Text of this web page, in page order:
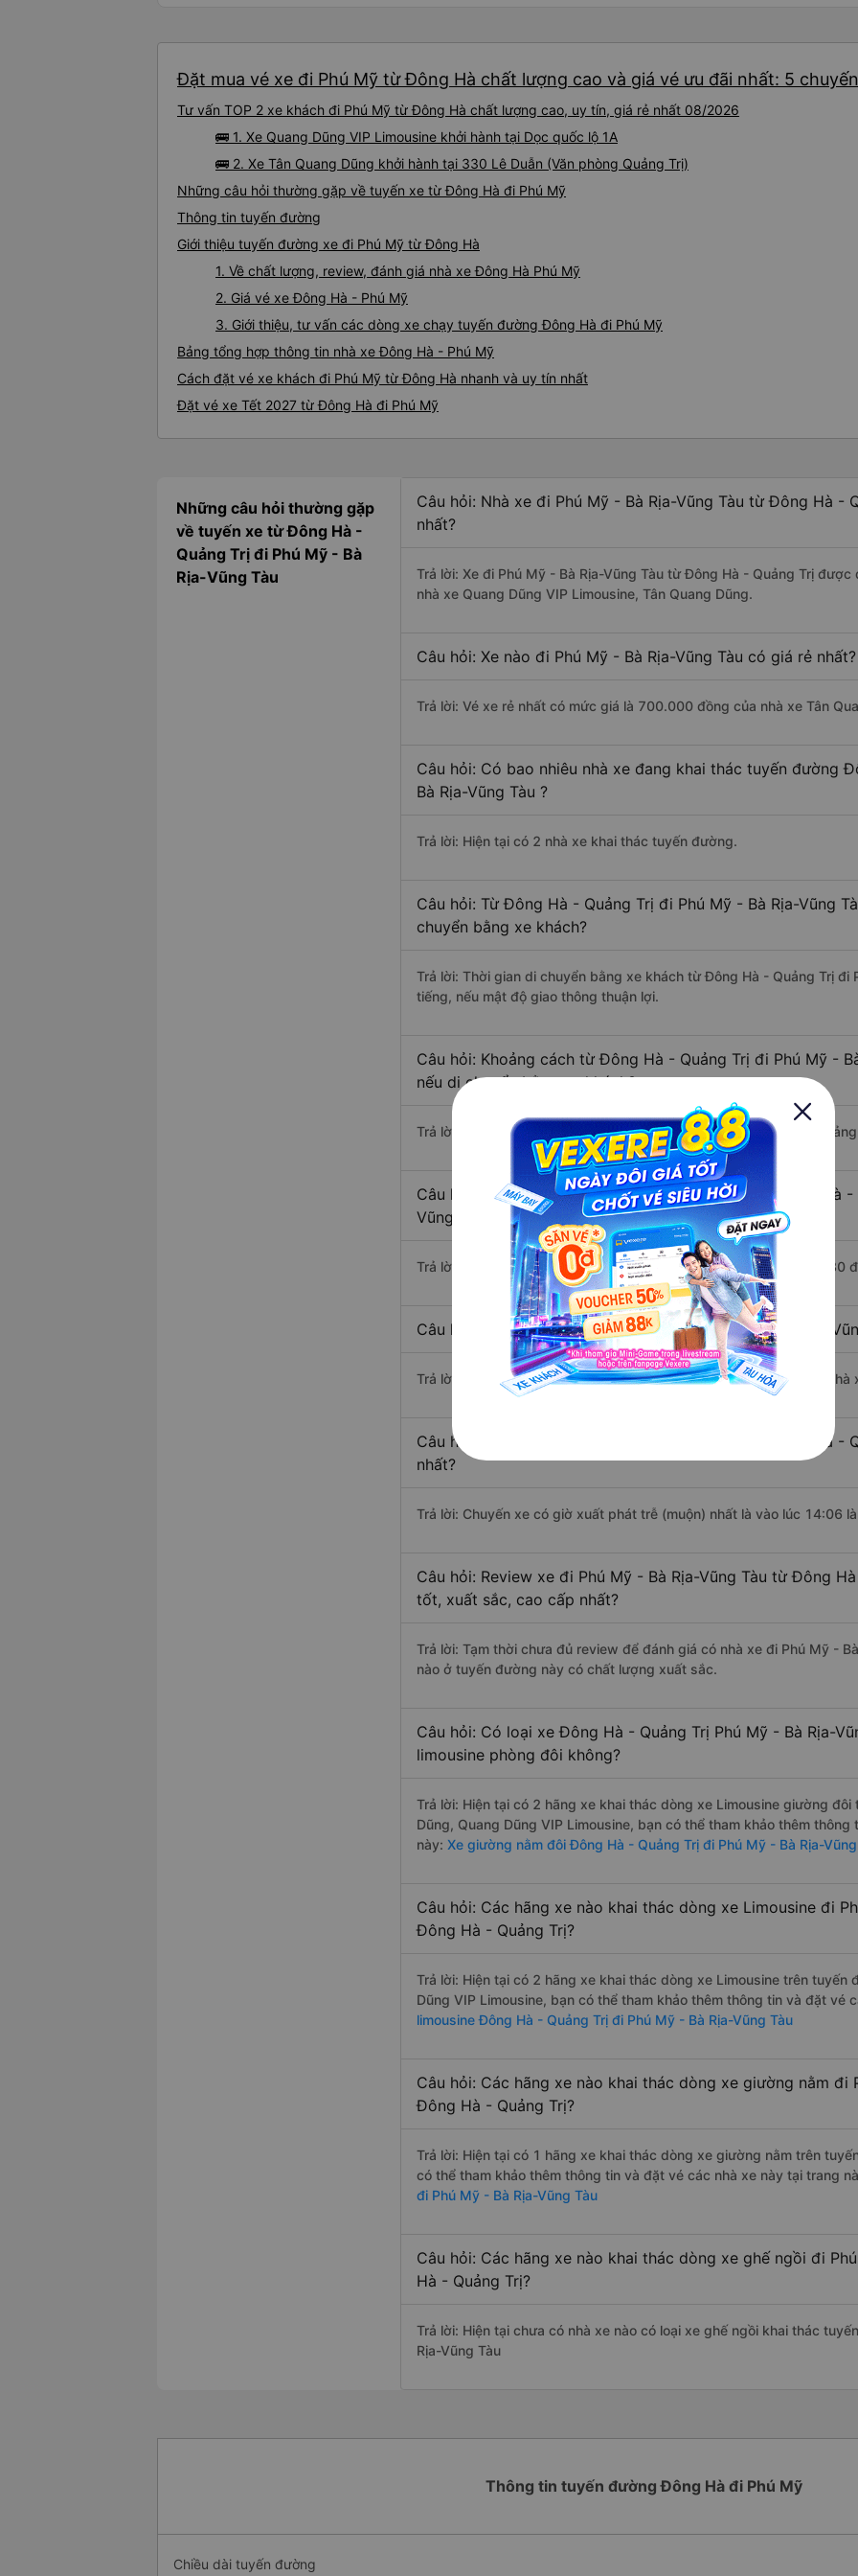
Đặt mua vé xe đi Phú Mỹ từ Đông Hà chất lượng cao và giá vé ưu đãi nhất: 5 chuyến
Tư vấn TOP 2 xe khách đi Phú Mỹ từ Đông Hà chất lượng cao, uy tín, giá rẻ nhất 08/2026
🚌 1. Xe Quang Dũng VIP Limousine khởi hành tại Dọc quốc lộ 1A
🚌 2. Xe Tân Quang Dũng khởi hành tại 330 Lê Duẫn (Văn phòng Quảng Trị)
Những câu hỏi thường gặp về tuyến xe từ Đông Hà đi Phú Mỹ
Thông tin tuyến đường
Giới thiệu tuyến đường xe đi Phú Mỹ từ Đông Hà
1. Về chất lượng, review, đánh giá nhà xe Đông Hà Phú Mỹ
2. Giá vé xe Đông Hà - Phú Mỹ
3. Giới thiệu, tư vấn các dòng xe chạy tuyến đường Đông Hà đi Phú Mỹ
Bảng tổng hợp thông tin nhà xe Đông Hà - Phú Mỹ
Cách đặt vé xe khách đi Phú Mỹ từ Đông Hà nhanh và uy tín nhất
Đặt vé xe Tết 2027 từ Đông Hà đi Phú Mỹ
Những câu hỏi thường gặp
về tuyến xe từ Đông Hà -
Quảng Trị đi Phú Mỹ - Bà
Rịa-Vũng Tàu
Câu hỏi: Nhà xe đi Phú Mỹ - Bà Rịa-Vũng Tàu từ Đông Hà -
nhất?
Trả lời: Xe đi Phú Mỹ - Bà Rịa-Vũng Tàu từ Đông Hà - Quảng Trị
nhà xe Quang Dũng VIP Limousine, Tân Quang Dũng.
Câu hỏi: Xe nào đi Phú Mỹ - Bà Rịa-Vũng Tàu có giá rẻ nhất?
Trả lời: Vé xe rẻ nhất có mức giá là 700.000 đồng của nhà xe Tân
Câu hỏi: Có bao nhiêu nhà xe đang khai thác tuyến đường
Bà Rịa-Vũng Tàu ?
Trả lời: Hiện tại có 2 nhà xe khai thác tuyến đường.
Câu hỏi: Từ Đông Hà - Quảng Trị đi Phú Mỹ - Bà Rịa-Vũng
chuyển bằng xe khách?
Trả lời: Thời gian di chuyển bằng xe khách từ Đông Hà - Quảng Trị đi
tiếng, nếu mật độ giao thông thuận lợi.
Câu hỏi: Khoảng cách từ Đông Hà - Quảng Trị đi Phú Mỹ -
nếu di chuyển bằng xe khách?
Trả lời: Đoạn đường đi Phú Mỹ - Bà Rịa-Vũng Tàu từ Đông Hà -
Câu hỏi: Mỗi ngày có bao nhiêu chuyến xe khách Đông Hà
Vũng Tàu ?
Trả lời: Trung bình mỗi ngày có khoảng 5 chuyến xe bắt đầu từ 6:30
Câu hỏi: Nhà xe đi Đông Hà - Quảng Trị Phú Mỹ - Bà Rịa-
Trả lời: Chuyến xe có giờ xuất phát sớm nhất vào lúc 6:30 là của nhà
Câu hỏi: Nhà xe đi Phú Mỹ - Bà Rịa-Vũng Tàu từ Đông Hà -
nhất?
Trả lời: Chuyến xe có giờ xuất phát trễ (muộn) nhất là vào lúc 14:06
Câu hỏi: Review xe đi Phú Mỹ - Bà Rịa-Vũng Tàu từ Đông
tốt, xuất sắc, cao cấp nhất?
Trả lời: Tạm thời chưa đủ review để đánh giá có nhà xe đi Phú Mỹ -
nào ở tuyến đường này có chất lượng xuất sắc.
Câu hỏi: Có loại xe Đông Hà - Quảng Trị Phú Mỹ - Bà Rịa-
limousine phòng đôi không?
Trả lời: Hiện tại có 2 hãng xe khai thác dòng xe Limousine giường
Dũng, Quang Dũng VIP Limousine, bạn có thể tham khảo thêm
này: Xe giường nằm đôi Đông Hà - Quảng Trị đi Phú Mỹ - Bà Rịa-
Câu hỏi: Các hãng xe nào khai thác dòng xe Limousine đi
Đông Hà - Quảng Trị?
Trả lời: Hiện tại có 2 hãng xe khai thác dòng xe Limousine trên tuyến
Dũng VIP Limousine, bạn có thể tham khảo thêm thông tin và đặt vé
limousine Đông Hà - Quảng Trị đi Phú Mỹ - Bà Rịa-Vũng Tàu
Câu hỏi: Các hãng xe nào khai thác dòng xe giường nằm đi
Đông Hà - Quảng Trị?
Trả lời: Hiện tại có 1 hãng xe khai thác dòng xe giường nằm trên
có thể tham khảo thêm thông tin và đặt vé các nhà xe này tại trang
đi Phú Mỹ - Bà Rịa-Vũng Tàu
Câu hỏi: Các hãng xe nào khai thác dòng xe ghế ngồi đi
Hà - Quảng Trị?
Trả lời: Hiện tại chưa có nhà xe nào có loại xe ghế ngồi khai thác
Rịa-Vũng Tàu
Thông tin tuyến đường Đông Hà đi Phú Mỹ
Chiều dài tuyến đường